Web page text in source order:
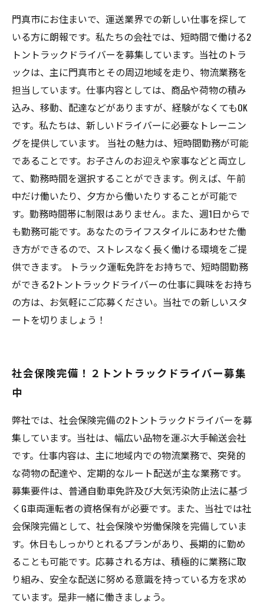
門真市にお住まいで、運送業界での新しい仕事を探して
いる方に朗報です。私たちの会社では、短時間で働ける2
トントラックドライバーを募集しています。当社のトラ
ックは、主に門真市とその周辺地域を走り、物流業務を
担当しています。仕事内容としては、商品や荷物の積み
込み、移動、配達などがありますが、経験がなくてもOK
です。私たちは、新しいドライバーに必要なトレーニン
グを提供しています。 当社の魅力は、短時間勤務が可能
であることです。お子さんのお迎えや家事などと両立し
て、勤務時間を選択することができます。例えば、午前
中だけ働いたり、夕方から働いたりすることが可能で
す。勤務時間帯に制限はありません。また、週1日からで
も勤務可能です。あなたのライフスタイルにあわせた働
き方ができるので、ストレスなく長く働ける環境をご提
供できます。 トラック運転免許をお持ちで、短時間勤務
ができる2トントラックドライバーの仕事に興味をお持ち
の方は、お気軽にご応募ください。当社での新しいスタ
ートを切りましょう！
社会保険完備！２トントラックドライバー募集
中
弊社では、社会保険完備の2トントラックドライバーを募
集しています。当社は、幅広い品物を運ぶ大手輸送会社
です。仕事内容は、主に地域内での物流業務で、突発的
な荷物の配達や、定期的なルート配送が主な業務です。
募集要件は、普通自動車免許及び大気汚染防止法に基づ
くG車両運転者の資格保有が必要です。また、当社では社
会保険完備として、社会保険や労働保険を完備していま
す。休日もしっかりとれるプランがあり、長期的に勤め
ることも可能です。応募される方は、積極的に業務に取
り組み、安全な配送に努める意識を持っている方を求め
ています。是非一緒に働きましょう。